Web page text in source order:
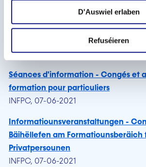
D'Auswiel erlaben
Refuséieren
Séances d'information - La
INFPC, 14-09-2021
Séances d'information - Congés et
formation pour particuliers
INFPC, 07-06-2021
Informatiounsveranstaltungen -
Bäihëllefen am Formatiounsberäich
Privatpersounen
INFPC, 07-06-2021